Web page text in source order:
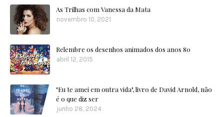
As Trilhas com Vanessa da Mata
novembro 10, 2021
Relembre os desenhos animados dos anos 80
abril 12, 2015
"Eu te amei em outra vida", livro de David Arnold, não
é o que diz ser
junho 28, 2024